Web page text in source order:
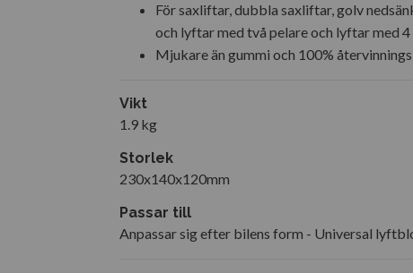
För saxliftar, dubbla saxliftar, golv
och lyftar med två pelare och lyftar med 4
Mjukare än gummi och 100%
Vikt
1.9 kg
Storlek
230x140x120mm
Passar till
Anpassar sig efter bilens form - Universal